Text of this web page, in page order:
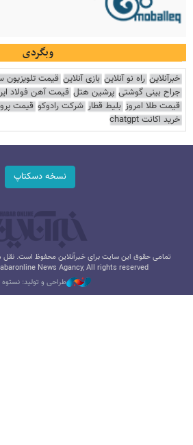
وبگردی
خبرآنلاین راه نو آنلاین بازی آنلاین قیمت تلویزیون
جراح بینی گوشتی پرشین هتل قیمت آهن فولاد
قیمت طلا امروز بلیط قطار شرکت رادوکو قیمت
خرید اکانت chatgpt
نسخه دسکتاپ
تمامی حقوق این سایت برای خبرآنلاین محفوظ است. نقل
News Agancy, All rights reserved
طراحی و تولید: نستوه